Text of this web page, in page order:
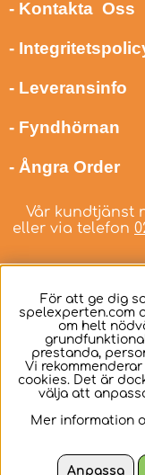
- Kontakta Oss
-
- Leveransinfo
- Fyndhörnan
- Ångra Order
Vår kundtjänst
eller via telefon
Svenska
För att ge dig
spelexperten.com
om helt
prestanda,
Vi
cookies. Det är
välja att
Mer information
Anpassa